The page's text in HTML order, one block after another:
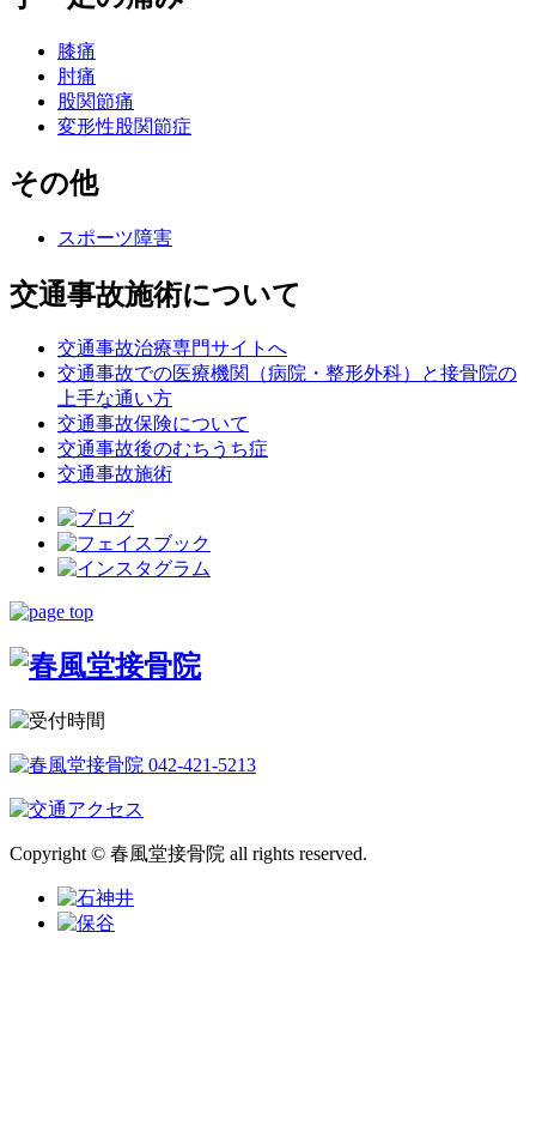
膝痛
肘痛
股関節痛
変形性股関節症
その他
スポーツ障害
交通事故施術について
交通事故治療専門サイトへ
交通事故での医療機関（病院・整形外科）と接骨院の
上手な通い方
交通事故保険について
交通事故後のむちうち症
交通事故施術
Copyright © 春風堂接骨院 all rights reserved.